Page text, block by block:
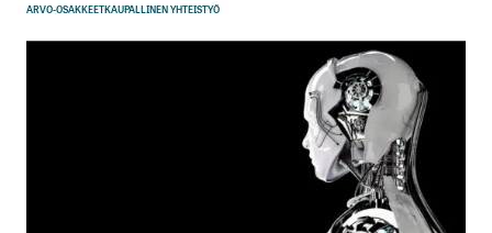
ARVO-OSAKKEETKAUPALLINEN YHTEISTYÖ